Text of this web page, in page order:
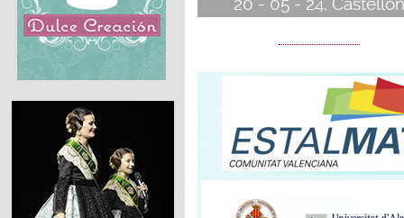
20 - 05 - 24, Castellón